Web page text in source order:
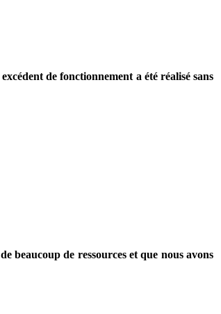
de fonctionnement a été réalisé sans
beaucoup de ressources et que nous avons